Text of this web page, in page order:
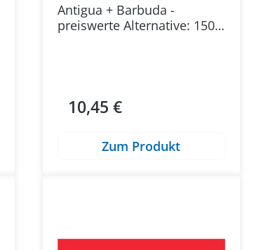
Antigua + Barbuda -
preiswerte Alternative: 150 x
Regulärer Preis:
10,45 €
Zum Produkt